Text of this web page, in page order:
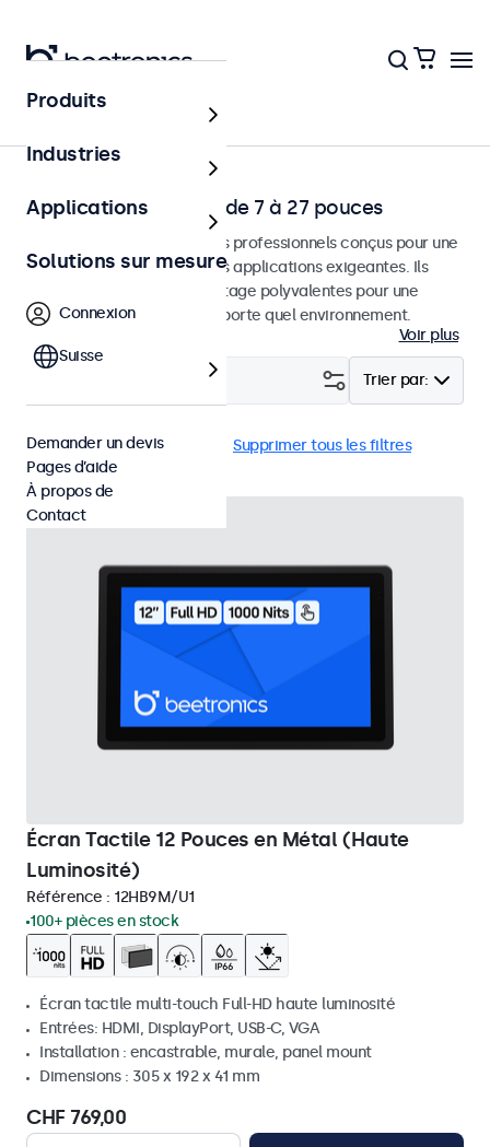
Application
Écrans Professionels de 7 à 27 pouces
Moniteurs et écrans tactiles professionnels conçus pour une
utilisation continue dans des applications exigeantes. Ils
disposent d'options de montage polyvalentes pour une
intégration facile dans n'importe quel environnement.
Voir plus
Trier par:
12 pouces Panel mount Supprimer tous les filtres
Écran Tactile 12 Pouces en Métal (Haute
Luminosité)
Référence : 12HB9M/U1
100+ pièces en stock
Écran tactile multi-touch Full-HD haute luminosité
Entrées: HDMI, DisplayPort, USB-C, VGA
Installation : encastrable, murale, panel mount
Dimensions : 305 x 192 x 41 mm
CHF 769,00
Produits
Industries
Applications
Solutions sur mesure
Connexion
Suisse
Demander un devis
Pages d’aide
À propos de
Contact